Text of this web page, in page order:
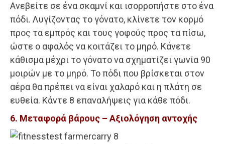
Ανεβείτε σε ένα σκαμνί και ισορροπήστε στο ένα
πόδι. Λυγίζοντας το γόνατο, κλίνετε τον κορμό
προς τα εμπρός και τους γοφούς προς τα πίσω,
ώστε ο αφαλός να κοιτάζει το μηρό. Κάνετε
κάθισμα μέχρι το γόνατο να σχηματίζει γωνία 90
μοιρών με το μηρό. Το πόδι που βρίσκεται στον
αέρα θα πρέπει να είναι χαλαρό και η πλάτη σε
ευθεία. Κάντε 8 επαναλήψεις για κάθε πόδι.
6. Μεταφορά βάρους – Αξιολόγηση αντοχής